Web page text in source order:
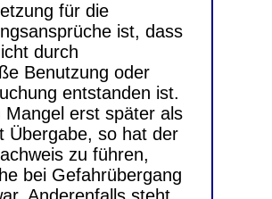
für die
ist, dass
durch
Benutzung oder
entstanden ist.
Mangel erst später als
Übergabe, so hat der
zu führen,
bei Gefahrübergang